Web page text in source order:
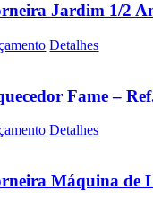
Jardim 1/2
Detalhes
Fame –
Detalhes
Máquina de